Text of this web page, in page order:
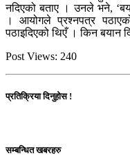
नदिएको बताए । उनले भने,
। आयोगले प्रश्नपत्र
पठाइदिएको थिएँ । किन बयान
Post Views: 240
प्रतिक्रिया दिनुहोस !
सम्बन्धित खबरहरु